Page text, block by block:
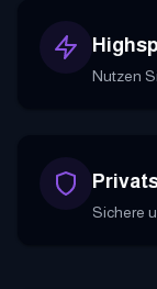
Nutzen
Sichere